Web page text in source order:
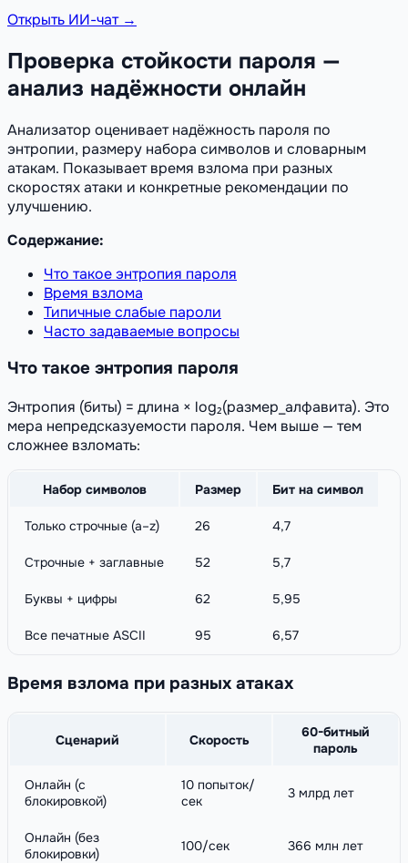
Открыть ИИ-чат →
Проверка стойкости пароля —
анализ надёжности онлайн
Анализатор оценивает надёжность пароля по
энтропии, размеру набора символов и словарным
атакам. Показывает время взлома при разных
скоростях атаки и конкретные рекомендации по
улучшению.
Содержание:
Что такое энтропия пароля
Время взлома
Типичные слабые пароли
Часто задаваемые вопросы
Что такое энтропия пароля
Энтропия (биты) = длина × log₂(размер_алфавита). Это
мера непредсказуемости пароля. Чем выше — тем
сложнее взломать:
Набор символов Размер Бит на символ
Только строчные (a–z) 26 4,7
Строчные + заглавные 52 5,7
Буквы + цифры 62 5,95
Все печатные ASCII 95 6,57
Время взлома при разных атаках
Сценарий Скорость
60-битный
пароль
Онлайн (с
блокировкой)
10 попыток/
сек
3 млрд лет
Онлайн (без
блокировки)
100/сек 366 млн лет